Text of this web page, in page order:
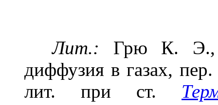
Лит.: Грю К. Э.,
диффузия в газах,
лит. при ст.